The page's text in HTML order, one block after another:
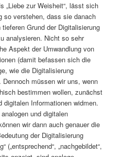
„Liebe zur Weisheit“, lässt sich
so verstehen, dass sie danach
Grund der Digitalisierung
analysieren. Nicht so sehr
Aspekt der Umwandlung von
(damit befassen sich die
wie die Digitalisierung
Dennoch müssen wir uns, wenn
bestimmen wollen, zunächst
digitalen Informationen widmen.
und digitalen
wir dann auch genauer die
der Digitalisierung
(„entsprechend“, „nachgebildet“,